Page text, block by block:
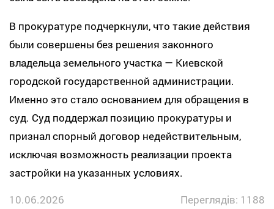
В прокуратуре подчеркнули, что такие действия
были совершены без решения законного
владельца земельного участка — Киевской
городской государственной администрации.
Именно это стало основанием для обращения в
суд. Суд поддержал позицию прокуратуры и
признал спорный договор недействительным,
исключая возможность реализации проекта
застройки на указанных условиях.
10.06.2026
Переглядів: 1188